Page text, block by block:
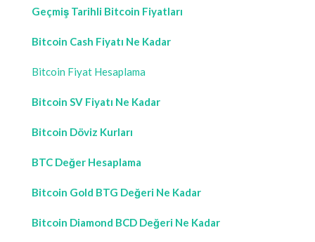
Geçmiş Tarihli Bitcoin Fiyatları
Bitcoin Cash Fiyatı Ne Kadar
Bitcoin Fiyat Hesaplama
Bitcoin SV Fiyatı Ne Kadar
Bitcoin Döviz Kurları
BTC Değer Hesaplama
Bitcoin Gold BTG Değeri Ne Kadar
Bitcoin Diamond BCD Değeri Ne Kadar